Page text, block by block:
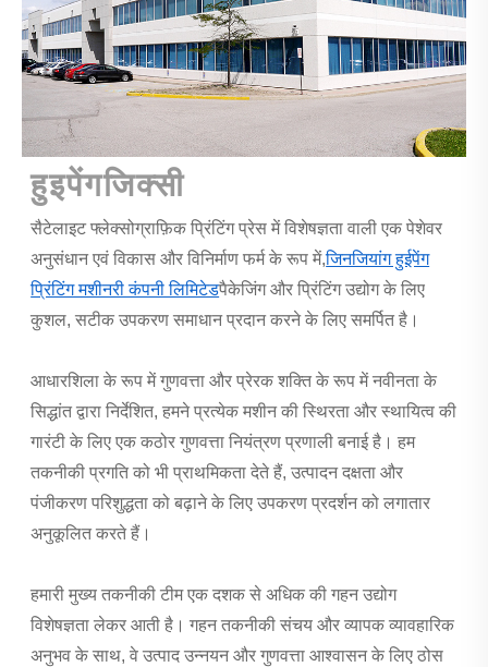
हुइपेंगजिक्सी
सैटेलाइट फ्लेक्सोग्राफ़िक प्रिंटिंग प्रेस में विशेषज्ञता वाली एक पेशेवर
अनुसंधान एवं विकास और विनिर्माण फर्म के रूप में,जिनजियांग हुईपेंग
प्रिंटिंग मशीनरी कंपनी लिमिटेडपैकेजिंग और प्रिंटिंग उद्योग के लिए
कुशल, सटीक उपकरण समाधान प्रदान करने के लिए समर्पित है।
आधारशिला के रूप में गुणवत्ता और प्रेरक शक्ति के रूप में नवीनता के
सिद्धांत द्वारा निर्देशित, हमने प्रत्येक मशीन की स्थिरता और स्थायित्व की
गारंटी के लिए एक कठोर गुणवत्ता नियंत्रण प्रणाली बनाई है। हम
तकनीकी प्रगति को भी प्राथमिकता देते हैं, उत्पादन दक्षता और
पंजीकरण परिशुद्धता को बढ़ाने के लिए उपकरण प्रदर्शन को लगातार
अनुकूलित करते हैं।
हमारी मुख्य तकनीकी टीम एक दशक से अधिक की गहन उद्योग
विशेषज्ञता लेकर आती है। गहन तकनीकी संचय और व्यापक व्यावहारिक
अनुभव के साथ, वे उत्पाद उन्नयन और गुणवत्ता आश्वासन के लिए ठोस